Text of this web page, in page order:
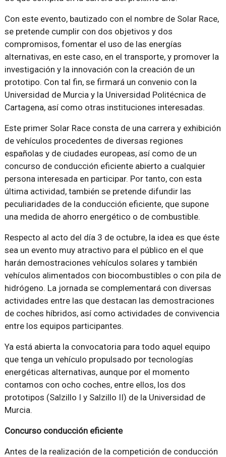
Con este evento, bautizado con el nombre de Solar Race,
se pretende cumplir con dos objetivos y dos
compromisos, fomentar el uso de las energías
alternativas, en este caso, en el transporte, y promover la
investigación y la innovación con la creación de un
prototipo. Con tal fin, se firmará un convenio con la
Universidad de Murcia y la Universidad Politécnica de
Cartagena, así como otras instituciones interesadas.
Este primer Solar Race consta de una carrera y exhibición
de vehículos procedentes de diversas regiones
españolas y de ciudades europeas, así como de un
concurso de conducción eficiente abierto a cualquier
persona interesada en participar. Por tanto, con esta
última actividad, también se pretende difundir las
peculiaridades de la conducción eficiente, que supone
una medida de ahorro energético o de combustible.
Respecto al acto del día 3 de octubre, la idea es que éste
sea un evento muy atractivo para el público en el que
harán demostraciones vehículos solares y también
vehículos alimentados con biocombustibles o con pila de
hidrógeno. La jornada se complementará con diversas
actividades entre las que destacan las demostraciones
de coches híbridos, así como actividades de convivencia
entre los equipos participantes.
Ya está abierta la convocatoria para todo aquel equipo
que tenga un vehículo propulsado por tecnologías
energéticas alternativas, aunque por el momento
contamos con ocho coches, entre ellos, los dos
prototipos (Salzillo I y Salzillo II) de la Universidad de
Murcia.
Concurso conducción eficiente
Antes de la realización de la competición de conducción